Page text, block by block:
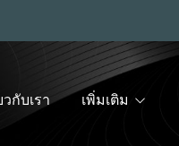
วกับเรา เพิ่มเติม